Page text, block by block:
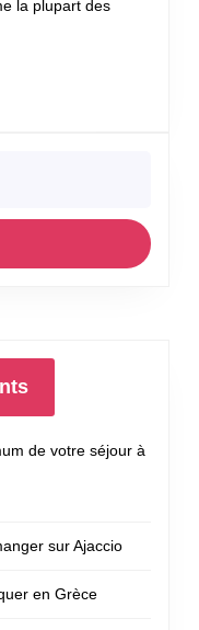
la plupart des
de votre séjour à
sur Ajaccio
en Grèce